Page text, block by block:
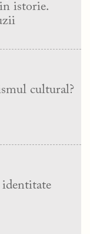
istorie.
cultural?